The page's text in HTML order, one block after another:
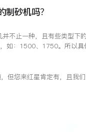
砂机吗？
不止一种，且有些类型下
如：1500、1750。所以
但您来红星肯定有，且我